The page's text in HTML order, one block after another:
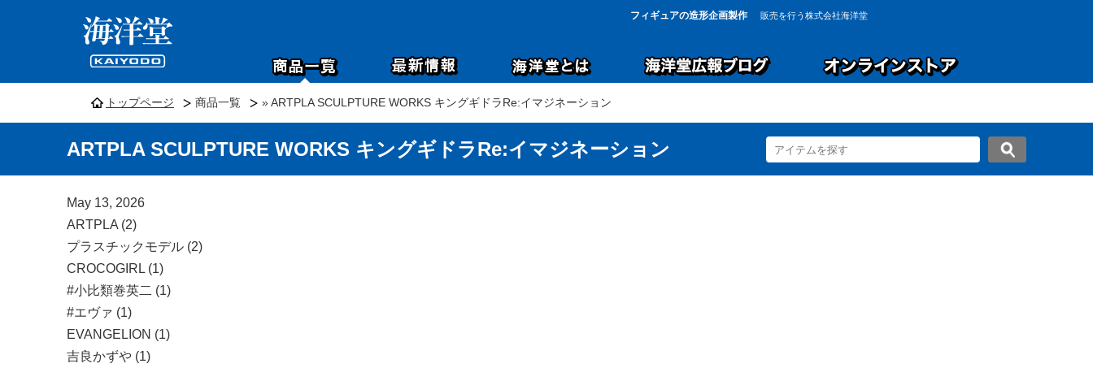
フィギュアの造形企画製作 販売を行う株式会社海洋堂
トップページ 商品一覧 » ARTPLA SCULPTURE WORKS キングギドラRe:イマジネーション
ARTPLA SCULPTURE WORKS キングギドラRe:イマジネーション
May 13, 2026
ARTPLA (2)
プラスチックモデル (2)
CROCOGIRL (1)
#小比類巻英二 (1)
#エヴァ (1)
EVANGELION (1)
吉良かずや (1)